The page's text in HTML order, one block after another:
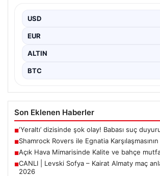
USD
EUR
ALTIN
BTC
Son Eklenen Haberler
■‘Yeraltı’ dizisinde şok olay! Babası suç
■Shamrock Rovers ile Egnatia
■Açık Hava Mimarisinde Kalite ve bahçe
■CANLI | Levski Sofya – Kairat Almaty maç
2026